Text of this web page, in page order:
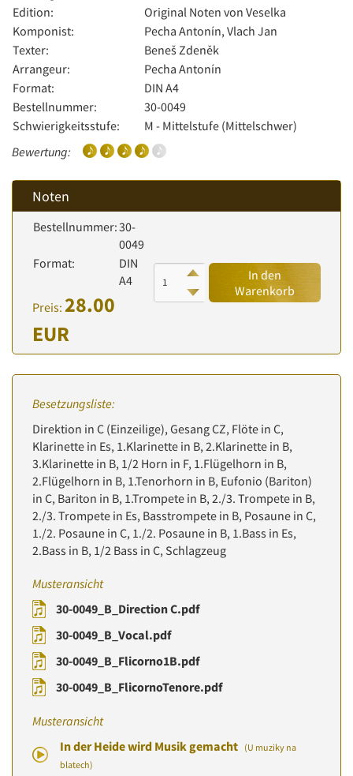
Edition:
Original Noten von Veselka
Komponist:
Pecha Antonín, Vlach Jan
Texter:
Beneš Zdeněk
Arrangeur:
Pecha Antonín
Format:
DIN A4
Bestellnummer:
30-0049
Schwierigkeitsstufe:
M - Mittelstufe (Mittelschwer)
Bewertung:
Noten
Bestellnummer:30-
0049
Format:
DIN
A4
Preis: 28.00
EUR
In den
Warenkorb
Besetzungsliste:
Direktion in C (Einzeilige), Gesang CZ, Flöte in C,
Klarinette in Es, 1.Klarinette in B, 2.Klarinette in B,
3.Klarinette in B, 1/2 Horn in F, 1.Flügelhorn in B,
2.Flügelhorn in B, 1.Tenorhorn in B, Eufonio (Bariton)
in C, Bariton in B, 1.Trompete in B, 2./3. Trompete in B,
2./3. Trompete in Es, Basstrompete in B, Posaune in C,
1./2. Posaune in C, 1./2. Posaune in B, 1.Bass in Es,
2.Bass in B, 1/2 Bass in C, Schlagzeug
Musteransicht
30-0049_B_Direction C.pdf
30-0049_B_Vocal.pdf
30-0049_B_Flicorno1B.pdf
30-0049_B_FlicornoTenore.pdf
Musteransicht
In der Heide wird Musik gemacht (U muziky na
blatech)